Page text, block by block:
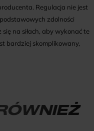
Regulacja nie jest
zdolności
na siłach, aby wykonać te
bardziej skomplikowany,